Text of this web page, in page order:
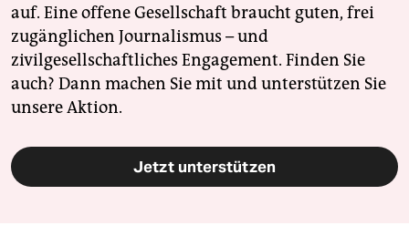
auf. Eine offene Gesellschaft braucht guten, frei
zugänglichen Journalismus – und
zivilgesellschaftliches Engagement. Finden Sie
auch? Dann machen Sie mit und unterstützen Sie
unsere Aktion.
Jetzt unterstützen